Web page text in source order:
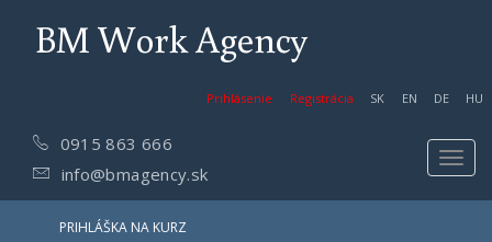
BM Work Agency
Prihlásenie Registrácia SK EN DE HU
0915 863 666
info@bmagency.sk
PRIHLÁŠKA NA KURZ